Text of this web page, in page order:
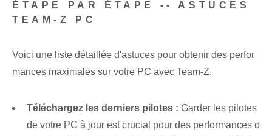
ÉTAPE PAR ÉTAPE -- ASTUCES
TEAM-Z PC
Voici une liste détaillée d'astuces pour obtenir des perfor
mances maximales sur votre PC avec Team-Z.
Téléchargez les derniers pilotes : Garder les pilotes
de votre PC à jour est crucial pour des performances o